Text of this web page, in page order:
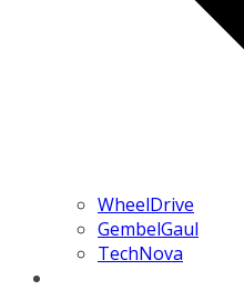
WheelDrive
GembelGaul
TechNova